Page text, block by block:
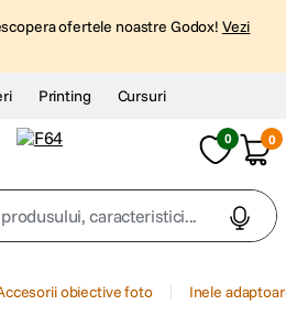
ofertele noastre Godox! Vezi
Printing Cursuri
0 0
caracteristici...
obiective foto Inele